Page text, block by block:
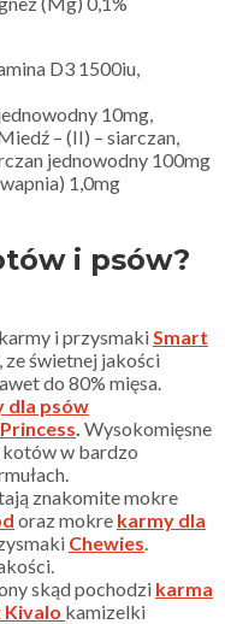
D3 1500iu,
10mg,
– (II) – siarczan,
jednowodny 100mg
1,0mg
i psów?
i przysmakiSmart
ze świetnej jakości
do 80% mięsa.
dla psów
. Wysokomięsne
kotów w bardzo
znakomite mokre
oraz mokre karmy dla
Chewies.
skąd pochodzi karma
Kivalo kamizelki